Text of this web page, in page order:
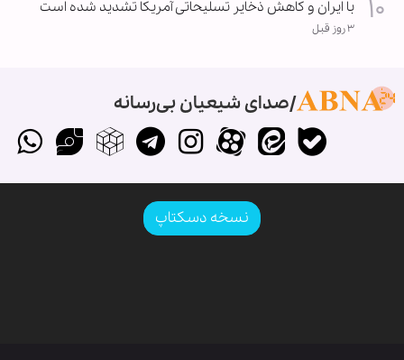
با ایران و کاهش ذخایر تسلیحاتی آمریکا تشدید شده است
۳ روز قبل
صدای شیعیان بی‌رسانه
نسخه دسکتاپ